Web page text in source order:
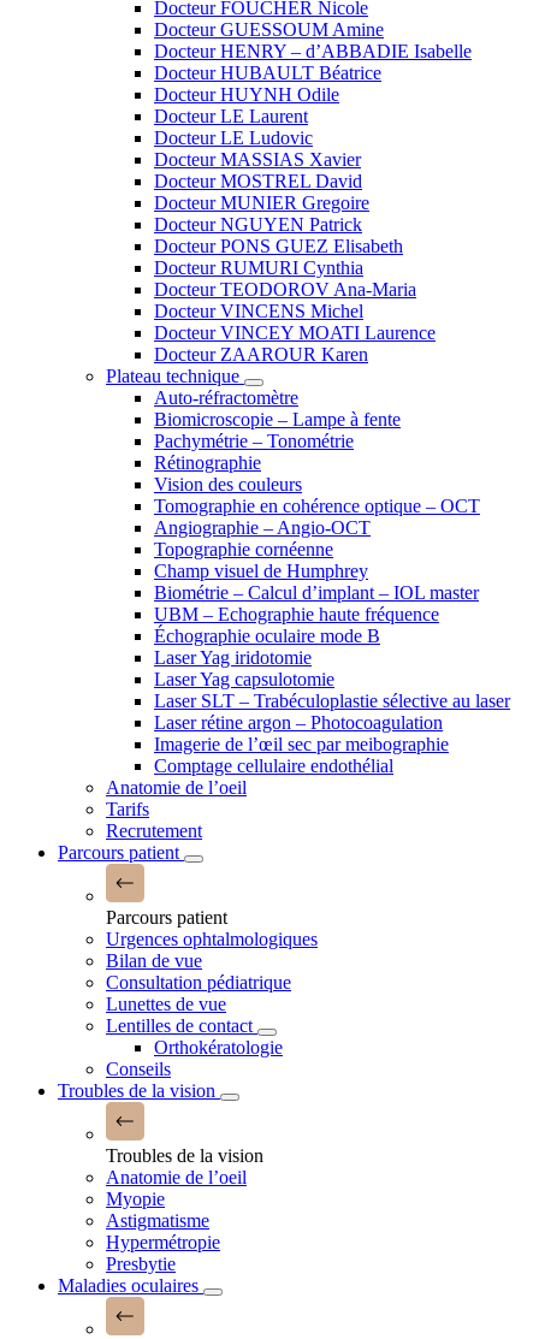
Docteur FOUCHER Nicole
Docteur GUESSOUM Amine
Docteur HENRY – d’ABBADIE Isabelle
Docteur HUBAULT Béatrice
Docteur HUYNH Odile
Docteur LE Laurent
Docteur LE Ludovic
Docteur MASSIAS Xavier
Docteur MOSTREL David
Docteur MUNIER Gregoire
Docteur NGUYEN Patrick
Docteur PONS GUEZ Elisabeth
Docteur RUMURI Cynthia
Docteur TEODOROV Ana-Maria
Docteur VINCENS Michel
Docteur VINCEY MOATI Laurence
Docteur ZAAROUR Karen
Plateau technique
Auto-réfractomètre
Biomicroscopie – Lampe à fente
Pachymétrie – Tonométrie
Rétinographie
Vision des couleurs
Tomographie en cohérence optique – OCT
Angiographie – Angio-OCT
Topographie cornéenne
Champ visuel de Humphrey
Biométrie – Calcul d’implant – IOL master
UBM – Echographie haute fréquence
Échographie oculaire mode B
Laser Yag iridotomie
Laser Yag capsulotomie
Laser SLT – Trabéculoplastie sélective au laser
Laser rétine argon – Photocoagulation
Imagerie de l’œil sec par meibographie
Comptage cellulaire endothélial
Anatomie de l’oeil
Tarifs
Recrutement
Parcours patient
Parcours patient
Urgences ophtalmologiques
Bilan de vue
Consultation pédiatrique
Lunettes de vue
Lentilles de contact
Orthokératologie
Conseils
Troubles de la vision
Troubles de la vision
Anatomie de l’oeil
Myopie
Astigmatisme
Hypermétropie
Presbytie
Maladies oculaires